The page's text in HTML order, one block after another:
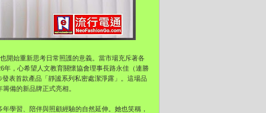
開始重新思考日常照護的意義。當市場充斥著各
，心希望人文教育關懷協會理事長路永佳（連勝
表首款產品「靜謐系列私密處潔淨露」。這場品
備的新品牌正式亮相。
學習、陪伴與照顧經驗的自然延伸。她也笑稱，